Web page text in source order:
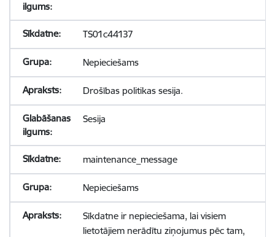
TS01c44137
Nepieciešams
Drošības politikas sesija.
Sesija
maintenance_message
Nepieciešams
Sīkdatne ir nepieciešama, lai visiem
lietotājiem nerādītu ziņojumus pēc tam,